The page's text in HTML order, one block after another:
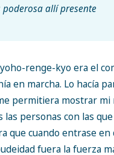
poderosa allí presente
renge-kyo era el
en marcha. Lo hacía
permitiera mostrar mi
las personas con las
que cuando entrase en
fuera la fuerza